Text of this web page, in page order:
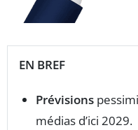
EN BREF
Prévisions
médias d’ici 2029.